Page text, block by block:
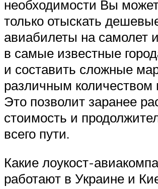
необходимости Вы
только отыскать
авиабилеты на самолет
в самые известные
и составить сложные
различным количеством
Это позволит заранее
стоимость и
всего пути.
Какие лоукост-
работают в Украине и